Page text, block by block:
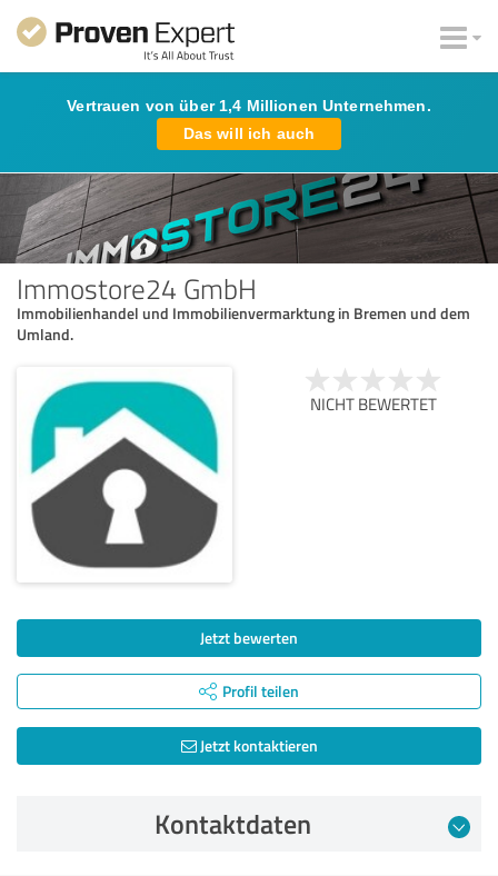
Vertrauen von über 1,4 Millionen Unternehmen.
Das will ich auch
Immostore24 GmbH
Immobilienhandel und Immobilienvermarktung in Bremen und dem
Umland.
NICHT BEWERTET
Jetzt bewerten
Profil teilen
Jetzt kontaktieren
Kontaktdaten